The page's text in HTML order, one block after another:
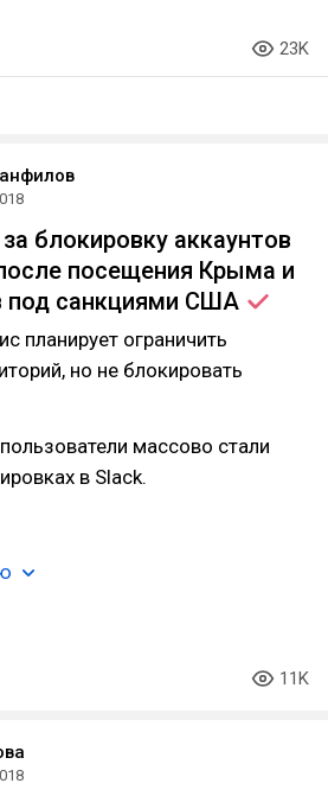
23K
блокировку аккаунтов
посещения Крыма и
под санкциями США
планирует ограничить
но не блокировать
массово стали
в Slack.
11K